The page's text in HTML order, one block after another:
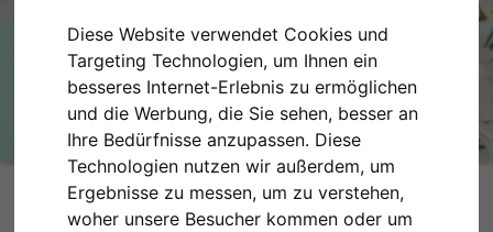
Diese Website verwendet Cookies und
Targeting Technologien, um Ihnen ein
besseres Internet-Erlebnis zu ermöglichen
und die Werbung, die Sie sehen, besser an
Ihre Bedürfnisse anzupassen. Diese
Technologien nutzen wir außerdem, um
Ergebnisse zu messen, um zu verstehen,
woher unsere Besucher kommen oder um
Happy Daisies
Design